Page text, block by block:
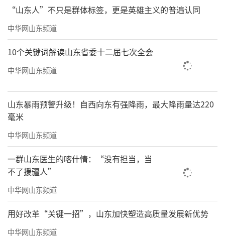
不过这么多人去山姆买东西，并不代表所
有的消费者都是办卡的山姆会员！
众所周知，去山姆买东西之前需要交一
笔“智商税”。
“山东人”不只是群体标签，更是英雄主义的普遍认同
中华网山东频道
10个关键词解读山东省委十二届七次全会
中华网山东频道
山东暴雨预警升级！自西向东有强降雨，最大降雨量达220
毫米
中华网山东频道
一群山东医生的喀什情：“没有担当，当
不了援疆人”
中华网山东频道
用好改革“关键一招”，山东加快塑造高质量发展新优势
中华网山东频道